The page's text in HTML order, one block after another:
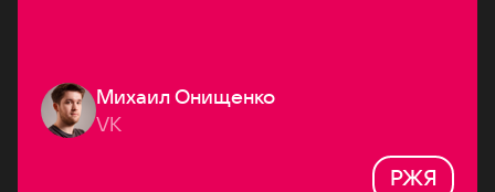
Михаил Онищенко
VK
РЖЯ